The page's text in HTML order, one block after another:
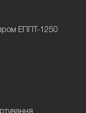
ЕППТ-1250